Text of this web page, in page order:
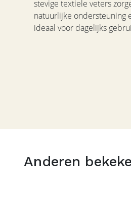
stevige textiele veters
natuurlijke ondersteuning
ideaal voor dagelijks
Anderen